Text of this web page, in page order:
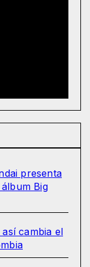
presenta
Big
cambia el